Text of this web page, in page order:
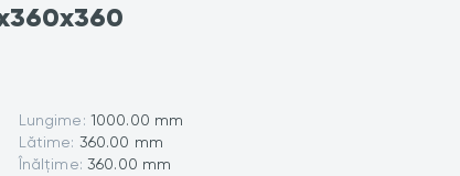
Lungime: 1000.00 mm
Lătime: 360.00 mm
Înălțime: 360.00 mm